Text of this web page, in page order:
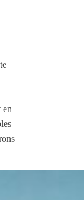
en